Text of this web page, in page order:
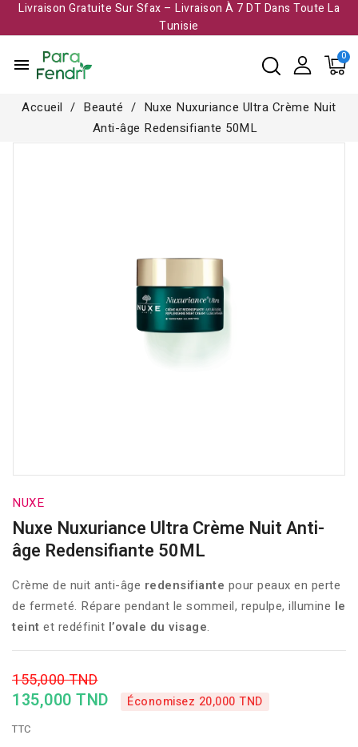
Livraison Gratuite Sur Sfax – Livraison À 7 DT Dans Toute La
Tunisie​
menu
Accueil Beauté
Nuxe Nuxuriance Ultra Crème Nuit
Anti-âge Redensifiante 50ML
NUXE
Nuxe Nuxuriance Ultra Crème Nuit Anti-
âge Redensifiante 50ML
Crème de nuit anti-âge redensifiante pour peaux en perte
de fermeté. Répare pendant le sommeil, repulpe, illumine le
teint et redéfinit l’ovale du visage.
155,000 TND
135,000 TND Économisez 20,000 TND
TTC